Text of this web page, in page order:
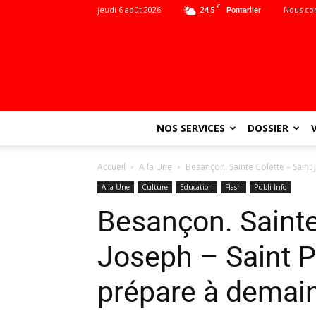
24.5 C Pontarlier
jeudi 6 août 2026 Nous
NOS SERVICES DOSSIER
Accueil A la Une Besançon. Sainte Colette –
A la Une Culture Education Flash Publi-Info
Besançon.
Joseph – Saint
prépare à